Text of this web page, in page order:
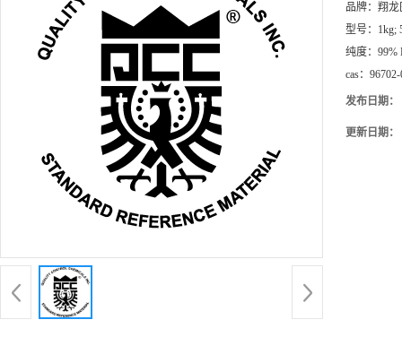
品牌： 翔龙
型号： 1kg;
纯度： 99%
cas：
发布日期：
更新日期：